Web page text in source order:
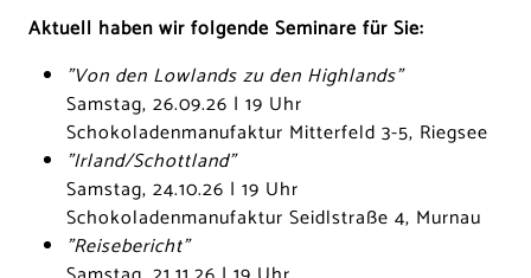
Aktuell haben wir folgende Seminare für Sie:
"Von den Lowlands zu den Highlands"
Samstag, 26.09.26 | 19 Uhr
Schokoladenmanufaktur Mitterfeld 3-5, Riegsee
"Irland/Schottland"
Samstag, 24.10.26 | 19 Uhr
Schokoladenmanufaktur Seidlstraße 4, Murnau
"Reisebericht"